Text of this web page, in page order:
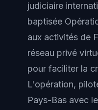
judiciaire
baptisée
aux activités de
réseau privé
pour faciliter la
L'opération,
Pays-Bas avec